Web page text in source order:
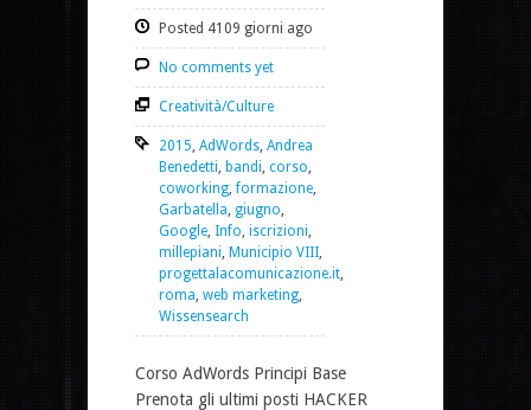
Posted 4109 giorni ago
No comments yet
Creatività/Culture
2015, AdWords, Andrea
Benedetti, bandi, corso,
coworking,formazione,
Garbatella, giugno,
Google, Info, iscrizioni,
millepiani, Municipio VIII,
progettalacomunicazione.it,
roma, web marketing,
Wissensearch
Corso AdWords Principi Base
Prenota gli ultimi posti HACKER